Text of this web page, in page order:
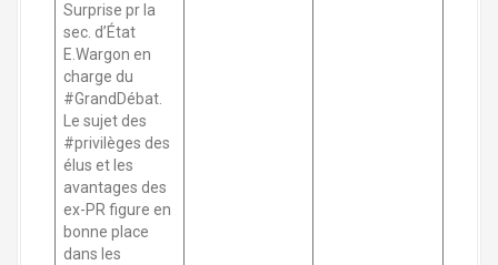
Surprise pr la
sec. d’État
E.Wargon en
charge du
#GrandDébat.
Le sujet des
#privilèges des
élus et les
avantages des
ex-PR figure en
bonne place
dans les